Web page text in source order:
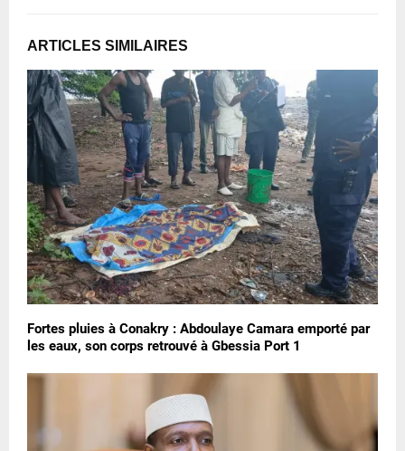
ARTICLES SIMILAIRES
Fortes pluies à Conakry : Abdoulaye Camara emporté par
les eaux, son corps retrouvé à Gbessia Port 1